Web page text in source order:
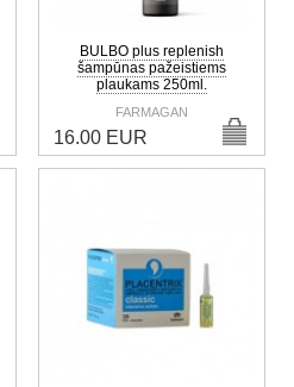
BULBO plus replenish
šampūnas pažeistiems
plaukams 250ml.
FARMAGAN
16.00 EUR